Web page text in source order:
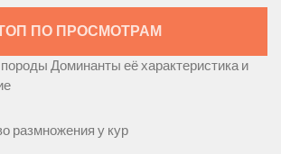
ПО ПРОСМОТРАМ
Доминанты её характеристика и
размножения у кур